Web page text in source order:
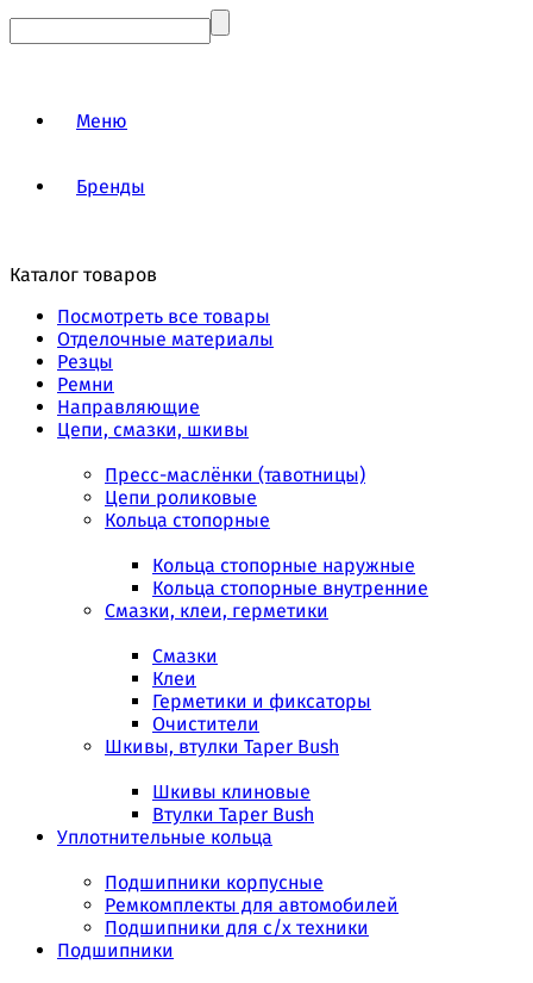
Меню
Бренды
Каталог товаров
Посмотреть все товары
Отделочные материалы
Резцы
Ремни
Направляющие
Цепи, смазки, шкивы
Пресс-маслёнки (тавотницы)
Цепи роликовые
Кольца стопорные
Кольца стопорные наружные
Кольца стопорные внутренние
Смазки, клеи, герметики
Смазки
Клеи
Герметики и фиксаторы
Очистители
Шкивы, втулки Taper Bush
Шкивы клиновые
Втулки Taper Bush
Уплотнительные кольца
Подшипники корпусные
Ремкомплекты для автомобилей
Подшипники для с/х техники
Подшипники